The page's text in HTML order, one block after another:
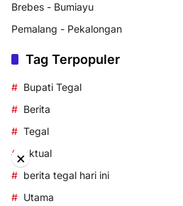
Brebes - Bumiayu
Pemalang - Pekalongan
Tag Terpopuler
Bupati Tegal
Berita
Tegal
aktual
berita tegal hari ini
Utama
×